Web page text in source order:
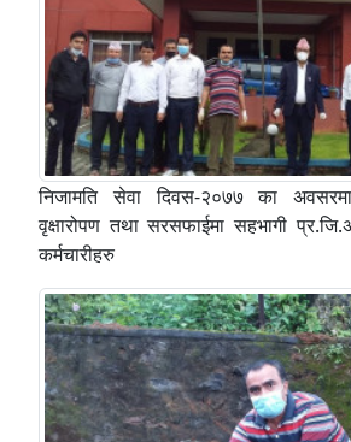
निजामति सेवा दिवस-२०७७ का अवसरमा
वृक्षारोपण तथा सरसफाईमा सहभागी
कर्मचारीहरु